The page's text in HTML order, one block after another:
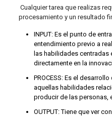
Cualquier tarea que realizas
procesamiento y un resultado
INPUT: Es el punto de
entendimiento previo a
las habilidades centradas
directamente en la
PROCESS: Es el
aquellas habilidades
producir de las personas,
OUTPUT: Tiene que ver